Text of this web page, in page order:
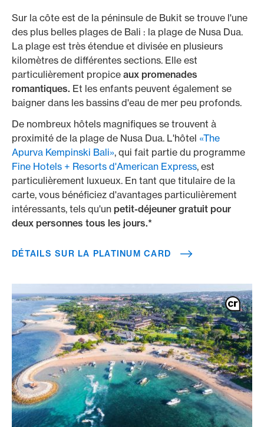
Sur la côte est de la péninsule de Bukit se trouve l'une
des plus belles plages de Bali : la plage de Nusa Dua.
La plage est très étendue et divisée en plusieurs
kilomètres de différentes sections. Elle est
particulièrement propice aux promenades
romantiques. Et les enfants peuvent également se
baigner dans les bassins d'eau de mer peu profonds.
De nombreux hôtels magnifiques se trouvent à
proximité de la plage de Nusa Dua. L'hôtel «The
Apurva Kempinski Bali», qui fait partie du programme
Fine Hotels + Resorts d'American Express, est
particulièrement luxueux. En tant que titulaire de la
carte, vous bénéficiez d'avantages particulièrement
intéressants, tels qu'un petit-déjeuner gratuit pour
deux personnes tous les jours.*
DÉTAILS SUR LA PLATINUM CARD